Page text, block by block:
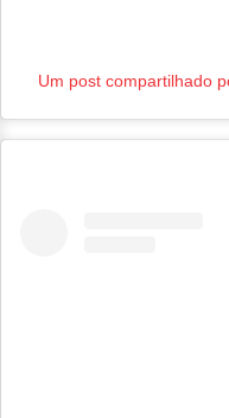
Um post compartilhado